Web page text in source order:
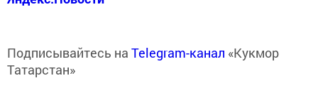
Подписывайтесь на Telegram-канал «Кукмор
Татарстан»